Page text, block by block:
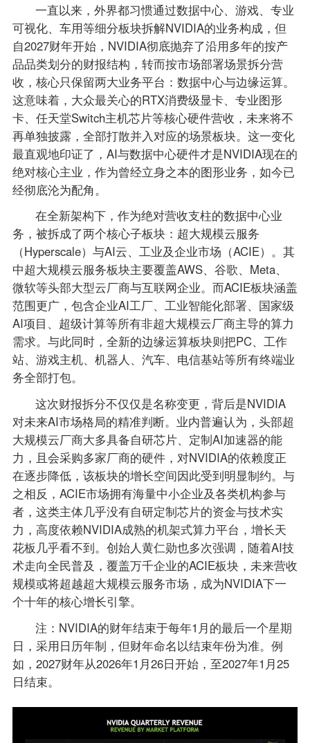
一直以来，外界都习惯通过数据中心、游戏、专业
可视化、车用等细分板块拆解NVIDIA的业务构成，但
自2027财年开始，NVIDIA彻底抛弃了沿用多年的按产
品品类划分的财报结构，转而按市场部署场景拆分营
收，核心只保留两大业务平台：数据中心与边缘运算。
这意味着，大众最关心的RTX消费级显卡、专业图形
卡、任天堂Switch主机芯片等核心硬件营收，未来将不
再单独披露，全部打散并入对应的场景板块。这一变化
最直观地印证了，AI与数据中心硬件才是NVIDIA现在的
绝对核心主业，作为曾经立身之本的图形业务，如今已
经彻底沦为配角。
在全新架构下，作为绝对营收支柱的数据中心业
务，被拆成了两个核心子板块：超大规模云服务
（Hyperscale）与AI云、工业及企业市场（ACIE）。其
中超大规模云服务板块主要覆盖AWS、谷歌、Meta、
微软等头部大型云厂商与互联网企业。而ACIE板块涵盖
范围更广，包含企业AI工厂、工业智能化部署、国家级
AI项目、超级计算等所有非超大规模云厂商主导的算力
需求。与此同时，全新的边缘运算板块则把PC、工作
站、游戏主机、机器人、汽车、电信基站等所有终端业
务全部打包。
这次财报拆分不仅仅是名称变更，背后是NVIDIA
对未来AI市场格局的精准判断。业内普遍认为，头部超
大规模云厂商大多具备自研芯片、定制AI加速器的能
力，且会采购多家厂商的硬件，对NVIDIA的依赖度正
在逐步降低，该板块的增长空间因此受到明显制约。与
之相反，ACIE市场拥有海量中小企业及各类机构参与
者，这类主体几乎没有自研定制芯片的资金与技术实
力，高度依赖NVIDIA成熟的机架式算力平台，增长天
花板几乎看不到。创始人黄仁勋也多次强调，随着AI技
术走向全民普及，覆盖万千企业的ACIE板块，未来营收
规模或将超越超大规模云服务市场，成为NVIDIA下一
个十年的核心增长引擎。
注：NVIDIA的财年结束于每年1月的最后一个星期
日，采用日历年制，但财年命名以结束年份为准。例
如，2027财年从2026年1月26日开始，至2027年1月25
日结束。